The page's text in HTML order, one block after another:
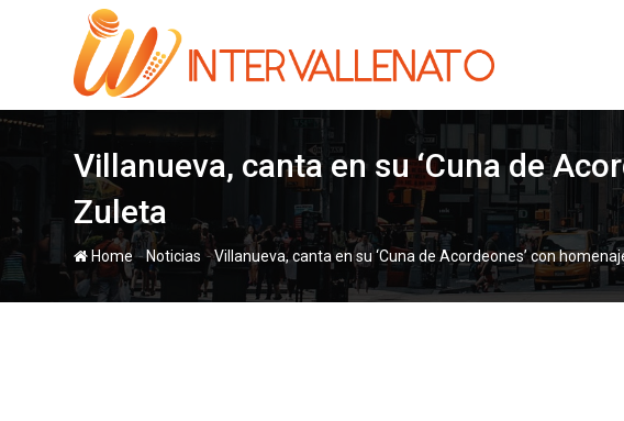
Villanueva, canta en su ‘Cuna de
Zuleta
Home-Noticias -Villanueva, canta en su ‘Cuna de Acordeones’ con